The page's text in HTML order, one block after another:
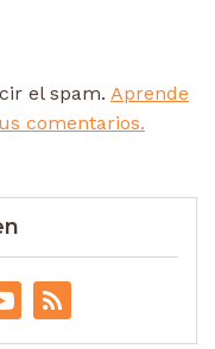
el spam. Aprende
comentarios.